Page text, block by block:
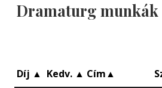
Dramaturg munkák
Díj ▲ Kedv. ▲ Cím▲